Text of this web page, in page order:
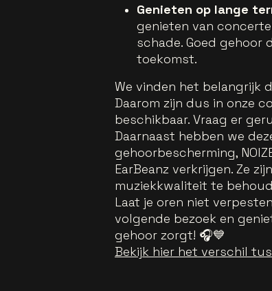
Genieten op lange
genieten van
schade. Goed gehoor
toekomst.
We vinden het belangrijk
Daarom zijn dus in onze
beschikbaar. Vraag er
Daarnaast hebben we
gehoorbescherming,
EarBeanz verkrijgen. Ze
muziekkwaliteit te
Laat je oren niet
volgende bezoek en
gehoor zorgt! 🎧💙
Bekijk hier het verschil